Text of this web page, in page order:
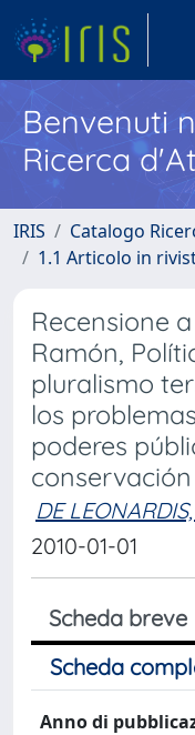
Benvenuti
Ricerca
IRIS Catalogo
1.1 Articolo in
Recensione
Ramón,
pluralismo
los
poderes
DE
2010-01-01
Scheda breve
Scheda
Anno di